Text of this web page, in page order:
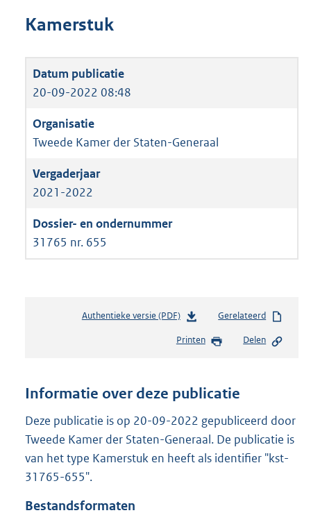
Kamerstuk
20-09-2022 08:48
Tweede Kamer der Staten-Generaal
2021-2022
31765 nr. 655
Authentieke versie (PDF)b
s
n
s
r
o
Gerelateerd
Printen Delen
Informatie over deze publicatie
Deze publicatie is op 20-09-2022 gepubliceerd door
Tweede Kamer der Staten-Generaal. De publicatie is
van het type Kamerstuk en heeft als identifier "kst-
31765-655".
Bestandsformaten